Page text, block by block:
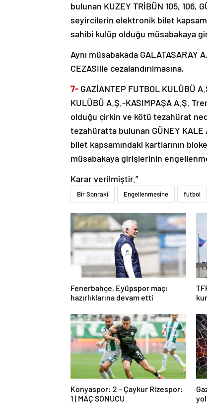
bulunan KUZEY TRİBÜN 105, 106,
seyircilerin elektronik bilet
sahibi kulüp olduğu müsabakaya
Aynı müsabakada GALATASARAY
CEZASIile cezalandırılmasına,
7- GAZİANTEP FUTBOL KULÜBÜ
KULÜBÜ A.Ş.-KASIMPAŞA A.Ş.
olduğu çirkin ve kötü tezahürat
tezahüratta bulunan GÜNEY
bilet kapsamındaki kartlarının
müsabakaya girişlerinin
Karar verilmiştir.”
Bir Sonraki Engellenmesine futbol
Fenerbahçe, Eyüpspor maçı
hazırlıklarına devam etti
Konyaspor: 2 – Çaykur Rizespor:
1 | MAÇ SONUCU